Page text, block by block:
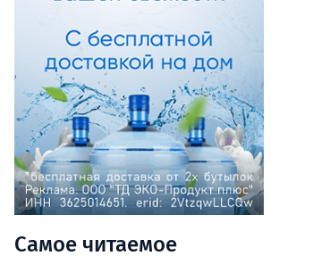
Самое читаемое